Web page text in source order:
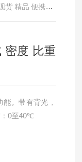
携式 密度 比重计
密度 比重
。带有背光，
：0至40℃